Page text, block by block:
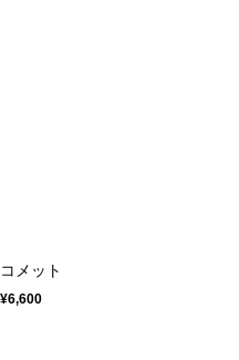
コメット
¥6,600